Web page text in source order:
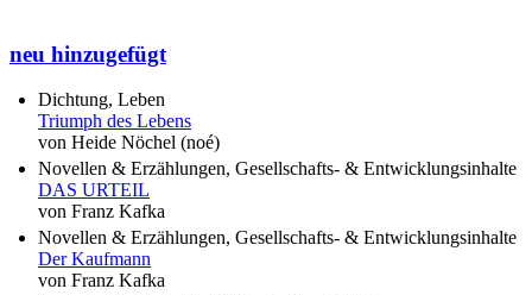
neu hinzugefügt
Dichtung, Leben
Triumph des Lebens
von Heide Nöchel (noé)
Novellen & Erzählungen, Gesellschafts- & Entwicklungsinhalte
DAS URTEIL
von Franz Kafka
Novellen & Erzählungen, Gesellschafts- & Entwicklungsinhalte
Der Kaufmann
von Franz Kafka